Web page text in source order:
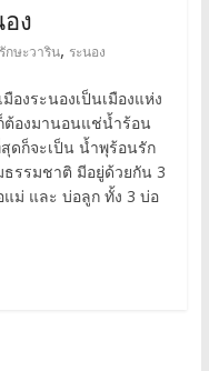
ง
กษะวาริน, ระนอง
องระนองเป็นเมืองแห่ง
ต้องมานอนแช่น้ำร้อน
ดก็จะเป็น น้ำพุร้อนรัก
รรมชาติ มีอยู่ด้วยกัน 3
ม่ และ บ่อลูก ทั้ง 3 บ่อ